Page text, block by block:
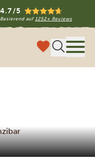
4.7/5
Basierend auf1252+ Reviews